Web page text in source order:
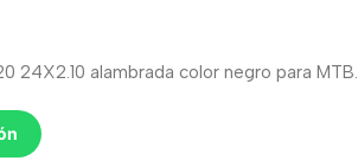
24X2.10 alambrada color negro para MTB.